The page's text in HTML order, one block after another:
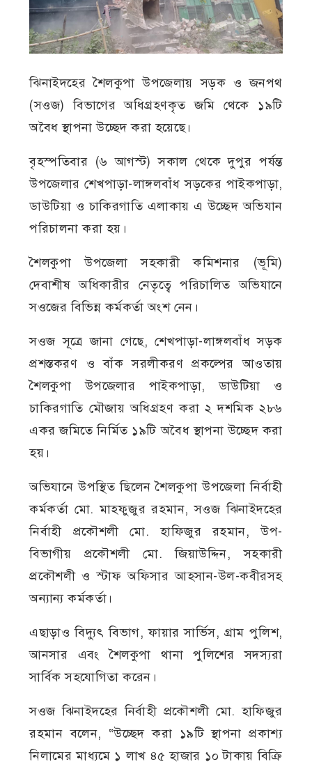
ঝিনাইদহের শৈলকুপা উপজেলায় সড়ক ও জনপথ
(সওজ) বিভাগের অধিগ্রহণকৃত জমি থেকে ১৯টি
অবৈধ স্থাপনা উচ্ছেদ করা হয়েছে।
বৃহস্পতিবার (৬ আগস্ট) সকাল থেকে দুপুর পর্যন্ত
উপজেলার শেখপাড়া-লাঙ্গলবাঁধ সড়কের পাইকপাড়া,
ডাউটিয়া ও চাকিরগাতি এলাকায় এ উচ্ছেদ অভিযান
পরিচালনা করা হয়।
শৈলকুপা উপজেলা সহকারী কমিশনার (ভূমি)
দেবাশীষ অধিকারীর নেতৃত্বে পরিচালিত অভিযানে
সওজের বিভিন্ন কর্মকর্তা অংশ নেন।
সওজ সূত্রে জানা গেছে, শেখপাড়া-লাঙ্গলবাঁধ সড়ক
প্রশস্তকরণ ও বাঁক সরলীকরণ প্রকল্পের আওতায়
শৈলকুপা উপজেলার পাইকপাড়া, ডাউটিয়া ও
চাকিরগাতি মৌজায় অধিগ্রহণ করা ২ দশমিক ২৮৬
একর জমিতে নির্মিত ১৯টি অবৈধ স্থাপনা উচ্ছেদ করা
হয়।
অভিযানে উপস্থিত ছিলেন শৈলকুপা উপজেলা নির্বাহী
কর্মকর্তা মো. মাহফুজুর রহমান, সওজ ঝিনাইদহের
নির্বাহী প্রকৌশলী মো. হাফিজুর রহমান, উপ-
বিভাগীয় প্রকৌশলী মো. জিয়াউদ্দিন, সহকারী
প্রকৌশলী ও স্টাফ অফিসার আহসান-উল-কবীরসহ
অন্যান্য কর্মকর্তা।
এছাড়াও বিদ্যুৎ বিভাগ, ফায়ার সার্ভিস, গ্রাম পুলিশ,
আনসার এবং শৈলকুপা থানা পুলিশের সদস্যরা
সার্বিক সহযোগিতা করেন।
সওজ ঝিনাইদহের নির্বাহী প্রকৌশলী মো. হাফিজুর
রহমান বলেন, “উচ্ছেদ করা ১৯টি স্থাপনা প্রকাশ্য
নিলামের মাধ্যমে ১ লাখ ৪৫ হাজার ১০ টাকায় বিক্রি